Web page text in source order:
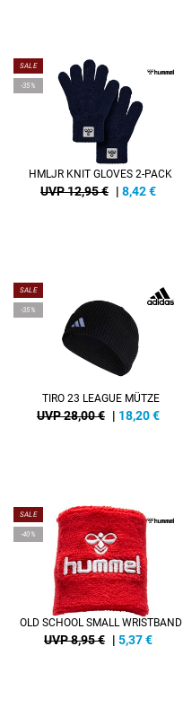
SALE
-35%
HMLJR KNIT GLOVES 2-PACK
UVP 12,95 € | 8,42€
SALE
-35%
TIRO 23 LEAGUE MÜTZE
UVP 28,00 € | 18,20€
SALE
-40%
OLD SCHOOL SMALL WRISTBAND
UVP 8,95 € | 5,37€